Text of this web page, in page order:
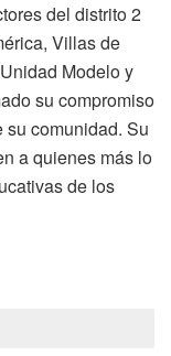
del distrito 2
Villas de
Modelo y
su compromiso
comunidad. Su
a quienes más lo
de los